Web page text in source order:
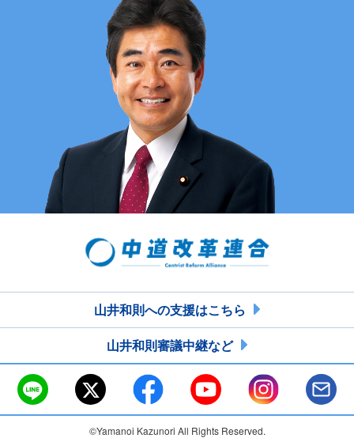
山井和則への支援はこちら
山井和則審議中継など
©Yamanoi Kazunori All Rights Reserved.